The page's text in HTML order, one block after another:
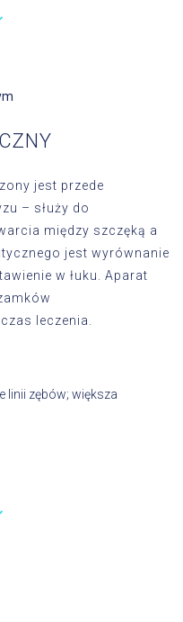
jest przede
– służy do
między szczęką a
jest wyrównanie
w łuku. Aparat
leczenia.
linii zębów; większa